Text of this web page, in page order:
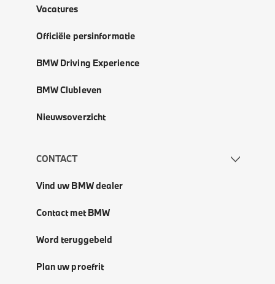
Vacatures
Officiële persinformatie
BMW Driving Experience
BMW Clubleven
Nieuwsoverzicht
CONTACT
Vind uw BMW dealer
Contact met BMW
Word teruggebeld
Plan uw proefrit